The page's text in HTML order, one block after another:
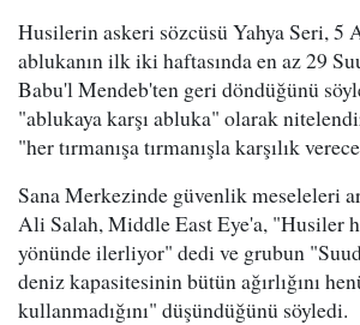
Husilerin askeri sözcüsü Yahya Seri, 5
ablukanın ilk iki haftasında en az 29
Babu'l Mendeb'ten geri döndüğünü
"ablukaya karşı abluka" olarak
"her tırmanışa tırmanışla karşılık
Sana Merkezinde güvenlik meseleleri
Ali Salah, Middle East Eye'a, "Husiler
yönünde ilerliyor" dedi ve grubun
deniz kapasitesinin bütün ağırlığını
kullanmadığını" düşündüğünü söyledi.